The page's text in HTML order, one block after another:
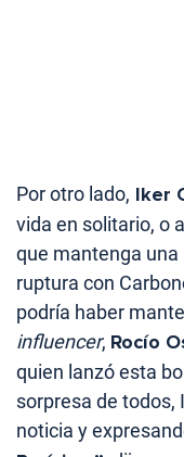
Por otro lado, Iker
vida en solitario, o
que mantenga
ruptura con
podría haber
influencer, Rocío
quien lanzó esta
sorpresa de
noticia y